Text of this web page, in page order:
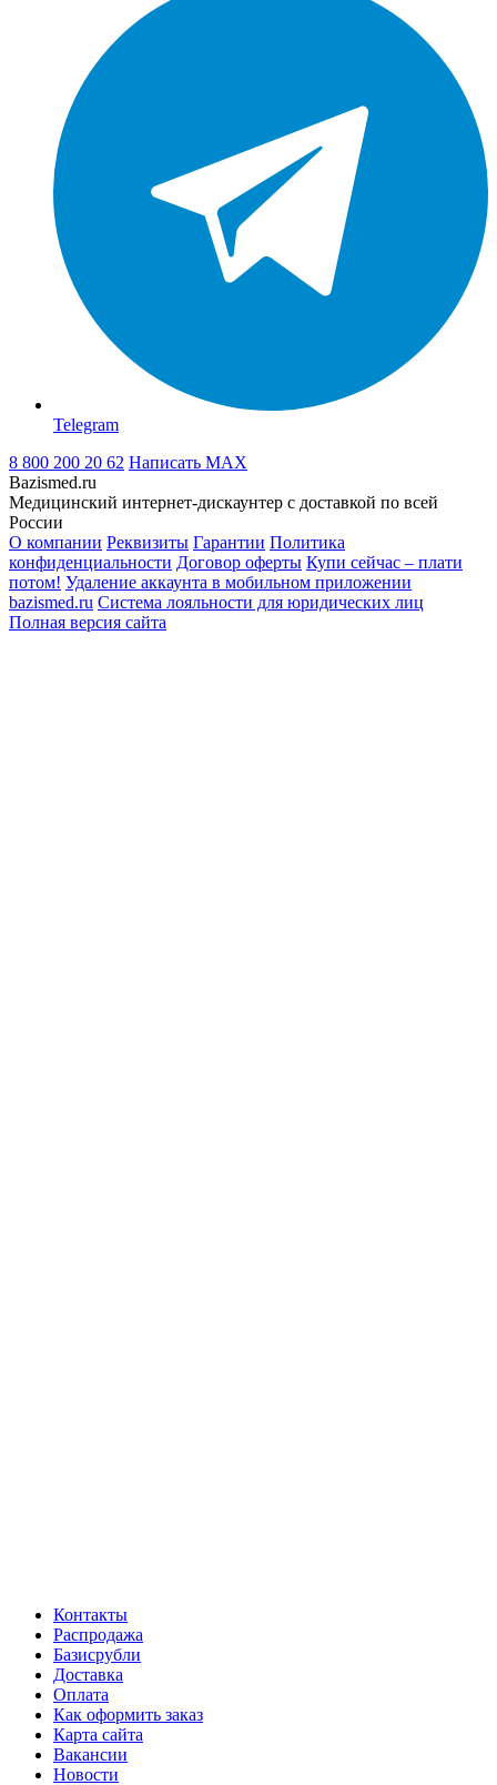
Telegram
8 800 200 20 62 Написать MAX
Bazismed.ru
Медицинский интернет-дискаунтер с доставкой по всей
России
О компании Реквизиты Гарантии Политика
конфиденциальности Договор оферты Купи сейчас – плати
потом! Удаление аккаунта в мобильном приложении
bazismed.ru Система лояльности для юридических лиц
Полная версия сайта
Контакты
Распродажа
Базисрубли
Доставка
Оплата
Как оформить заказ
Карта сайта
Вакансии
Новости